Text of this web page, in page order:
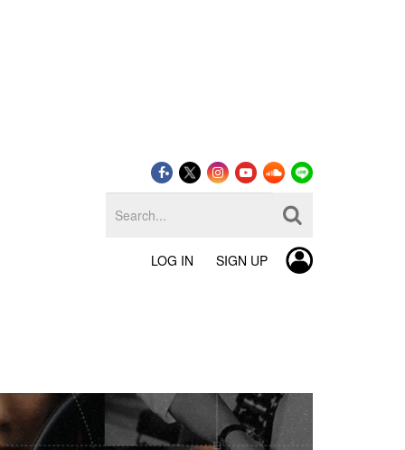
LOG IN SIGN UP